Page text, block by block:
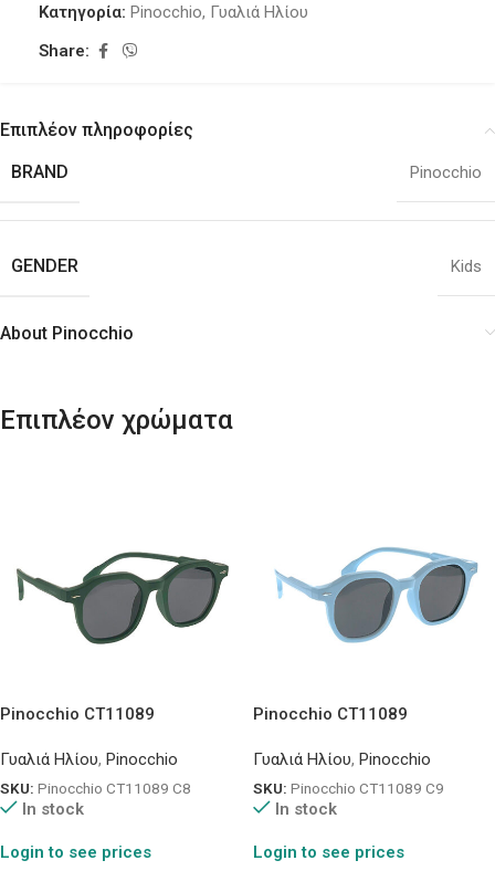
Κατηγορία: Pinocchio, Γυαλιά Ηλίου
Share:
Επιπλέον πληροφορίες
BRAND
Pinocchio
GENDER Kids
About Pinocchio
Επιπλέον χρώματα
Pinocchio CT11089
Γυαλιά Ηλίου, Pinocchio
SKU: Pinocchio CT11089 C8
In stock
Login to see prices
Pinocchio CT11089
Γυαλιά Ηλίου, Pinocchio
SKU: Pinocchio CT11089 C9
In stock
Login to see prices